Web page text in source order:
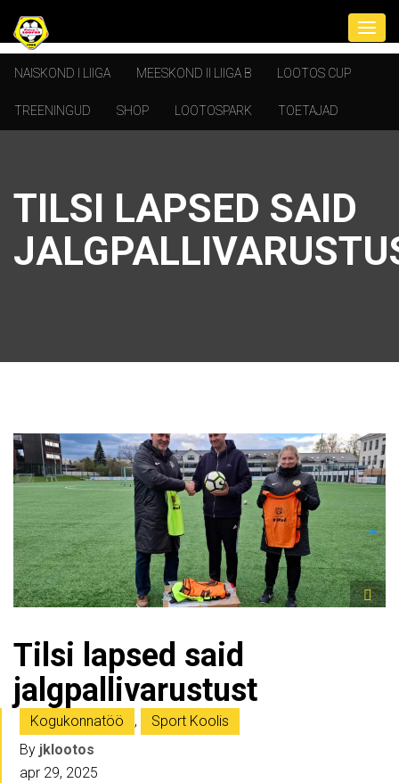
NAISKOND I LIIGA MEESKOND II LIIGA B LOOTOS CUP
TREENINGUD SHOP LOOTOSPARK TOETAJAD
TILSI LAPSED SAID
Tilsi lapsed said
jalgpallivarustust
Kogukonnatöö ,
Sport Koolis
By jklootos
apr 29, 2025